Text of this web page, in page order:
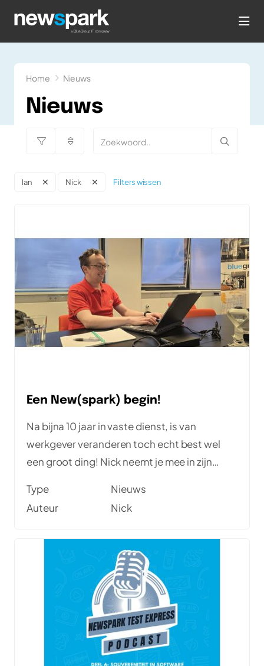
Home Nieuws
Nieuws
Ian Nick Filters wissen
Een New(spark) begin!
Na bijna 10 jaar in vaste dienst, is van
werkgever veranderen toch echt best wel
een groot ding! Nick neemt je mee in zijn
Type
Nieuws
Auteur
Nick